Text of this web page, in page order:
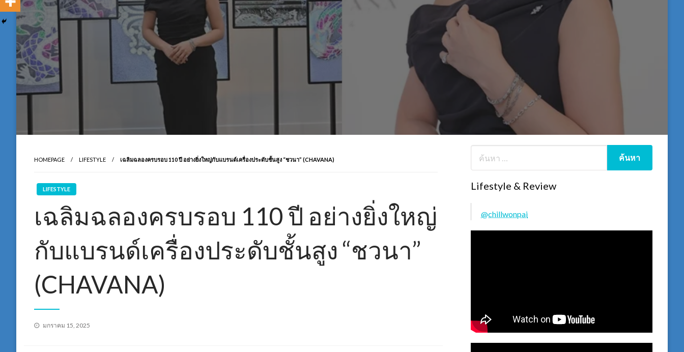
HOMEPAGE LIFESTYLE เฉลิมฉลองครบรอบ 110 ปี อย่างยิ่งใหญ่กับแบรนด์เครื่องประดับชั้นสูง “ชวนา” (CHAVANA)
LIFESTYLE
เฉลิมฉลองครบรอบ 110 ปี อย่างยิ่งใหญ่
กับแบรนด์เครื่องประดับชั้นสูง “ชวนา”
(CHAVANA)
Posted
มกราคม 15, 2025
Lifestyle & Review
@chillwonpai